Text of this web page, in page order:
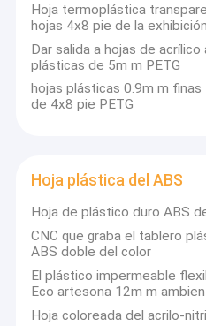
Éntrenos en contacto con
Pida una cita
Hoja del acrílico del color
Hoja de acrílico del espejo
Tubos de acrílico Roces
Hoja de acrílico del acuario
Hoja termoplástica
hojas 4x8 pie de la
Dar salida a hojas de
plásticas de 5m m PETG
hojas plásticas 0.9m m
de 4x8 pie PETG
Hoja plástica del ABS
Hoja de plástico duro ABS
CNC que graba el tablero
ABS doble del color
El plástico impermeable
Eco artesona 12m m
Hoja coloreada del acrilo-
Fundaron al ALBAÑIL en
de soluciones todo en uno de
Servimos a clientes del OEM
países. La fábrica del
cuadrados, 6 importaron el
asamblea, y la salida anual
de acrílico del espejo, hoja
barra, el grueso del etc. varían
Hoja de acrílico del ALBAÑIL
de alta calidad del lucite o de
Unido. La transmitencia y la
mucho mejor que estándar